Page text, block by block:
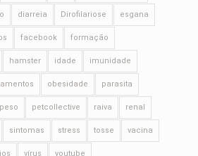
diarreia Dirofilariose esgana
facebook formação
hamster idade imunidade
obesidade parasita
peso petcollective raiva renal
sintomas stress tosse vacina
vírus youtube